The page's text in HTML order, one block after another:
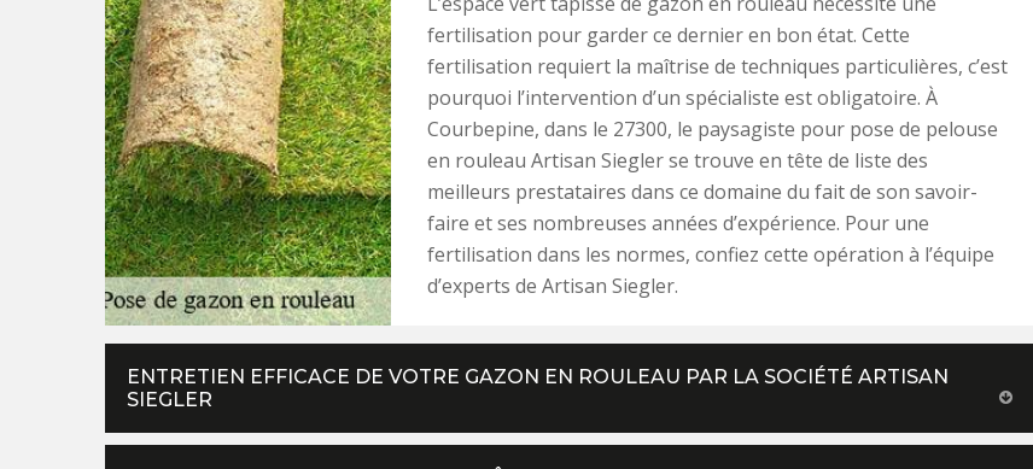
fertilisation pour garder ce dernier en bon état. Cette
fertilisation requiert la maîtrise de techniques particulières, c’est
pourquoi l’intervention d’un spécialiste est obligatoire. À
Courbepine, dans le 27300, le paysagiste pour pose de pelouse
en rouleau Artisan Siegler se trouve en tête de liste des
meilleurs prestataires dans ce domaine du fait de son savoir-
faire et ses nombreuses années d’expérience. Pour une
fertilisation dans les normes, confiez cette opération à l’équipe
d’experts de Artisan Siegler.
ENTRETIEN EFFICACE DE VOTRE GAZON EN ROULEAU PAR LA SOCIÉTÉ ARTISAN
SIEGLER